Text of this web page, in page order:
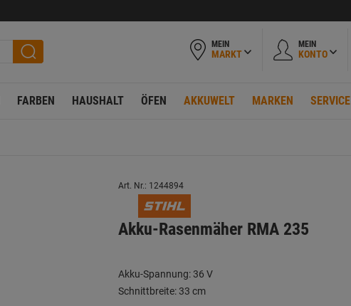
MEIN
MARKT
MEIN
KONTO
FARBEN HAUSHALT ÖFEN AKKUWELT MARKEN SERVICE
Art. Nr.: 1244894
Akku-Rasenmäher RMA 235
Akku-Spannung: 36 V
Schnittbreite: 33 cm